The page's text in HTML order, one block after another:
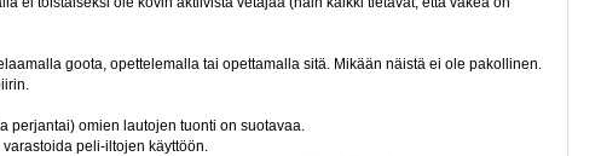
goota, opettelemalla tai opettamalla sitä. Mikään näistä ei ole pakollinen.
perjantai) omien lautojen tuonti on suotavaa.
peli-iltojen käyttöön.